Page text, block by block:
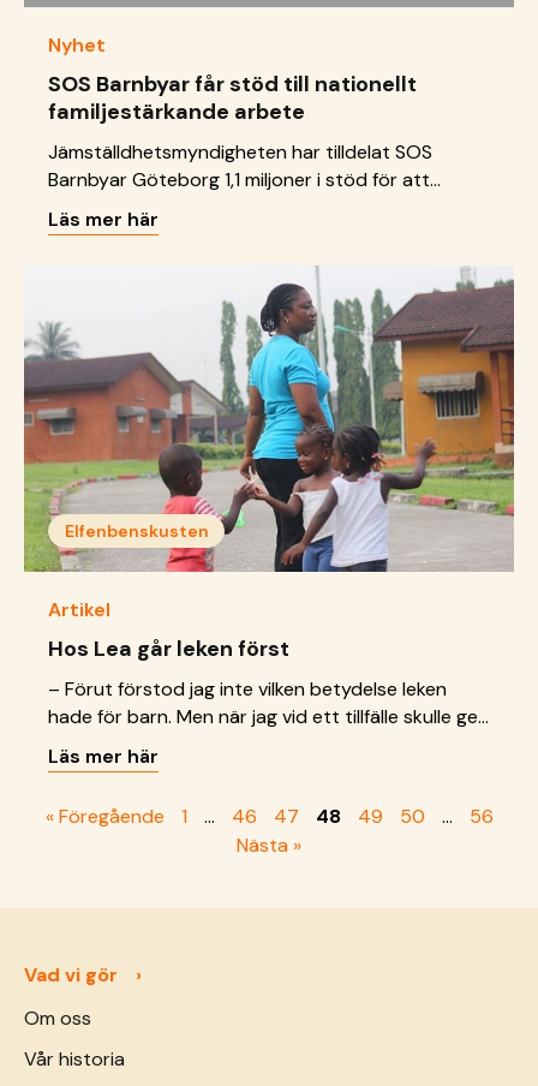
Nyhet
SOS Barnbyar får stöd till nationellt
familjestärkande arbete
Jämställdhetsmyndigheten har tilldelat SOS
Barnbyar Göteborg 1,1 miljoner i stöd för att
kartlägga familjestärkande arbete för familjer som
kommit till Sverige på anknytning. Kartläggningen
ska leda till ett familjestärkande program i
Göteborg. Sedan 2016 bedriver vi ett
mentorskapsprogram för ensamkommande unga i
nätverksboenden. Programmet har sin bas i vårt
ungdomscenter i Hammarkullen utanför Göteborg.
Vi &hellip; <a href="https://sos-barnbyar.se/vi-far-
stod-till-nationellt-familjestarkande-
arbete/">Continued</a>
Läs mer här
Elfenbenskusten
Artikel
Hos Lea går leken först
– Förut förstod jag inte vilken betydelse leken
hade för barn. Men när jag vid ett tillfälle skulle ge
medicin till en treåring i barnbyn förstod jag vilken
skillnad den gjorde och ändrade uppfattning helt.
och använder nu lek och rörelse för att hennes
barn ska utvecklas &hellip; <a href="https://sos-
Läs mer här
« Föregående 1 … 46 47 48 49 50 …
56
Nästa »
Vad vi gör
Om oss
Vår historia